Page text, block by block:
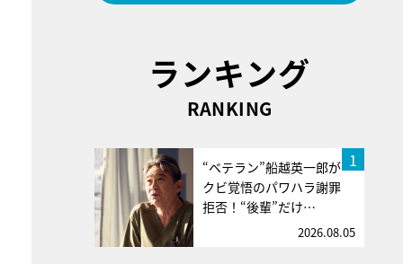
ランキング
RANKING
1
“ベテラン”船越英一郎が
クビ覚悟のパワハラ謝罪
拒否！“後輩”だけ…
2026.08.05